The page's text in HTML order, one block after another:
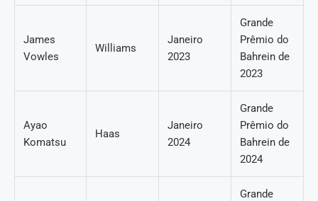
James
Vowles
Williams
Janeiro
2023
Grande
Prêmio do
Bahrein de
2023
Ayao
Komatsu
Haas
Janeiro
2024
Grande
Prêmio do
Bahrein de
2024
Grande